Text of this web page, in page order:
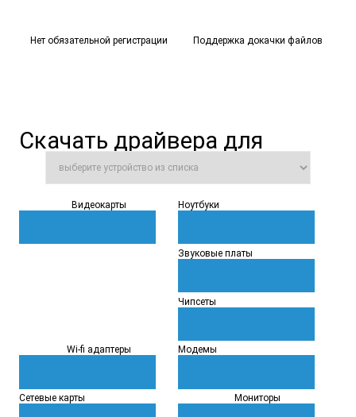
Нет обязательной регистрации Поддержка докачки файлов
Скачать драйвера для
Видеокарты Ноутбуки
Звуковые платы
Чипсеты
Wi-fi адаптеры
Сетевые карты
Модемы
Мониторы